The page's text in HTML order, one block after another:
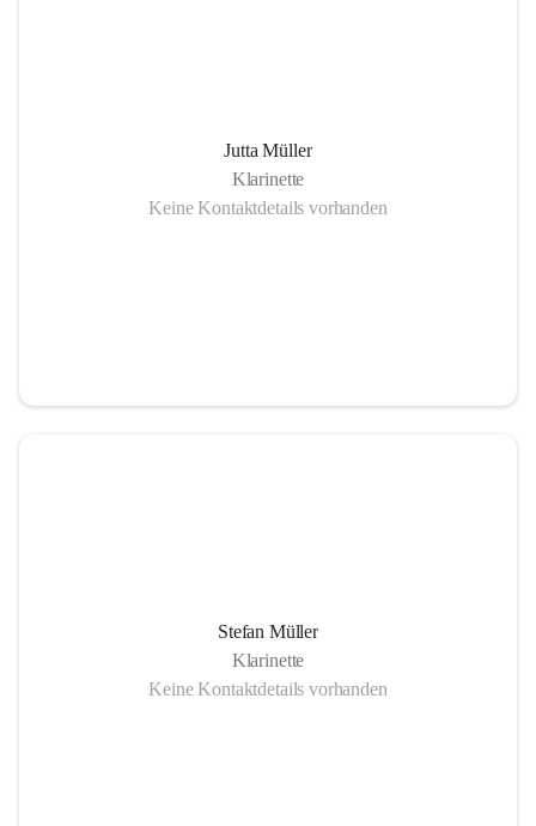
Jutta Müller
Klarinette
Keine Kontaktdetails vorhanden
Stefan Müller
Klarinette
Keine Kontaktdetails vorhanden